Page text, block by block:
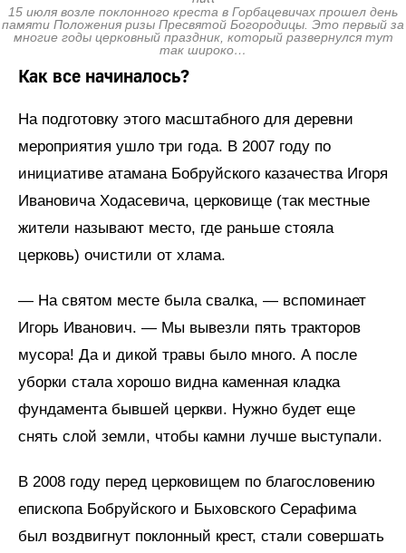
15 июля возле поклонного креста в Горбацевичах прошел день
памяти Положения ризы Пресвятой Богородицы. Это первый за
многие годы церковный праздник, который развернулся тут
так широко…
Как все начиналось?
На подготовку этого масштабного для деревни
мероприятия ушло три года. В 2007 году по
инициативе атамана Бобруйского казачества Игоря
Ивановича Ходасевича, церковище (так местные
жители называют место, где раньше стояла
церковь) очистили от хлама.
— На святом месте была свалка, — вспоминает
Игорь Иванович. — Мы вывезли пять тракторов
мусора! Да и дикой травы было много. А после
уборки стала хорошо видна каменная кладка
фундамента бывшей церкви. Нужно будет еще
снять слой земли, чтобы камни лучше выступали.
В 2008 году перед церковищем по благословению
епископа Бобруйского и Быховского Серафима
был воздвигнут поклонный крест, стали совершать